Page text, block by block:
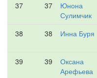
37
37
Юнона
Сулимчик
38 38 Инна Буря
39 39
Оксана
Арефьева